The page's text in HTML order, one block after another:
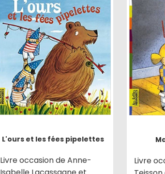
L'ours et les fées pipelettes
Livre occasion de Anne-
Livre